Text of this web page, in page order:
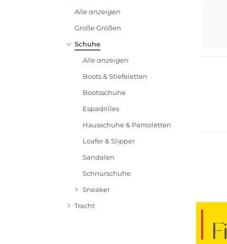
Alle anzeigen
Große Größen
Schuhe
Alle anzeigen
Boots & Stiefeletten
Bootsschuhe
Espadrilles
Hausschuhe & Pantoletten
Loafer & Slipper
Sandalen
Schnürschuhe
Sneaker
Tracht